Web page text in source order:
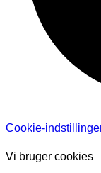
Cookie-
Vi bruger cookies